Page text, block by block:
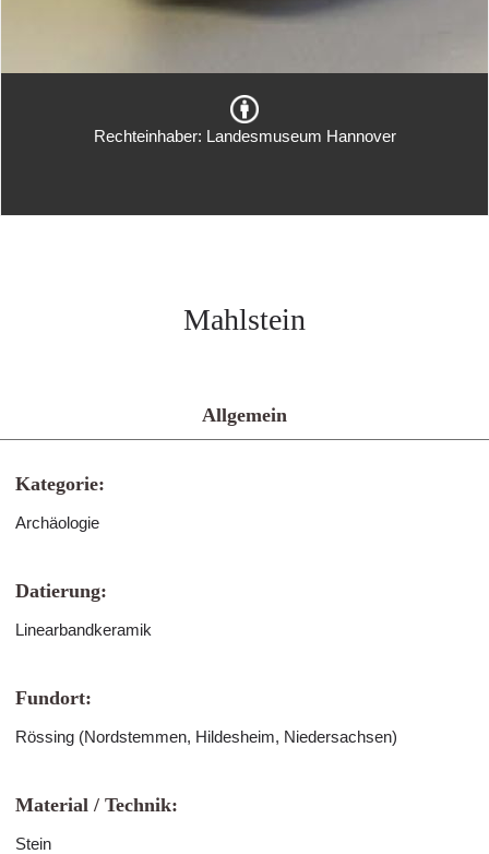
Rechteinhaber: Landesmuseum Hannover
Mahlstein
Allgemein
Kategorie:
Archäologie
Datierung:
Linearbandkeramik
Fundort:
Rössing (Nordstemmen, Hildesheim, Niedersachsen)
Material / Technik:
Stein